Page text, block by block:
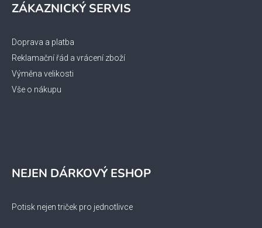
ZÁKAZNICKÝ SERVIS
Doprava a platba
Reklamační řád a vrácení zboží
Výměna velikosti
Vše o nákupu
NEJEN DÁRKOVÝ ESHOP
Potisk nejen triček pro jednotlivce